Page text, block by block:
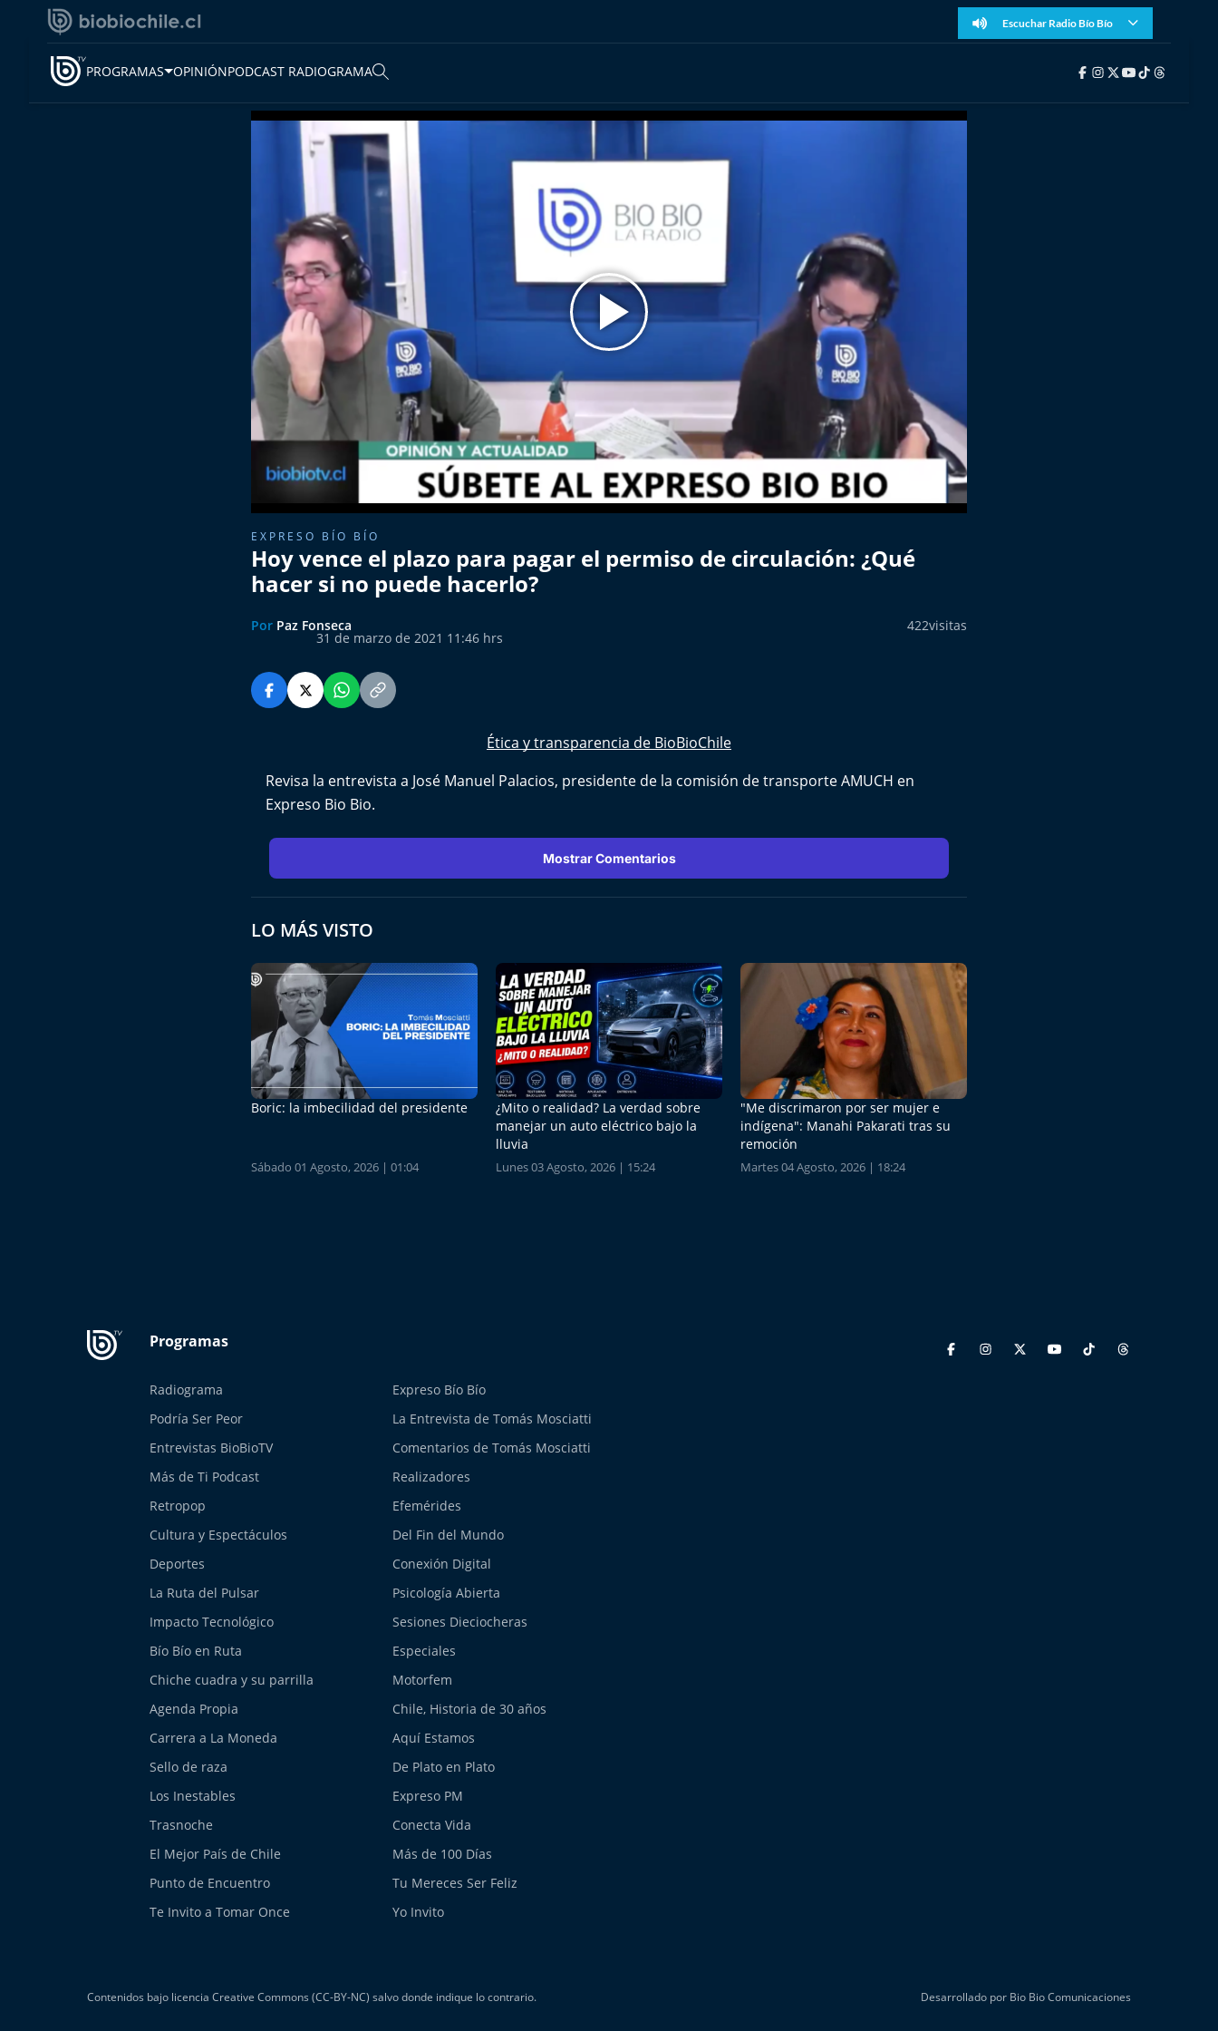
Escuchar Radio Bío Bío
PROGRAMAS OPINIÓNPODCAST RADIOGRAMA
EXPRESO BÍO BÍO
Hoy vence el plazo para pagar el permiso de circulación: ¿Qué
hacer si no puede hacerlo?
Por Paz Fonseca
31 de marzo de 2021 11:46 hrs
422visitas
Ética y transparencia de BioBioChile
Revisa la entrevista a José Manuel Palacios, presidente de la comisión de transporte AMUCH en
Expreso Bio Bio.
Mostrar Comentarios
LO MÁS VISTO
Boric: la imbecilidad del presidente
Sábado 01 Agosto, 2026 | 01:04
¿Mito o realidad? La verdad sobre
manejar un auto eléctrico bajo la
lluvia
Lunes 03 Agosto, 2026 | 15:24
"Me discrimaron por ser mujer e
indígena": Manahi Pakarati tras su
remoción
Martes 04 Agosto, 2026 | 18:24
Radiograma
Expreso Bío Bío
Podría Ser Peor
La Entrevista de Tomás Mosciatti
Entrevistas BioBioTV
Comentarios de Tomás Mosciatti
Más de Ti Podcast
Realizadores
Retropop
Efemérides
Cultura y Espectáculos
Del Fin del Mundo
Deportes
Conexión Digital
La Ruta del Pulsar
Psicología Abierta
Impacto Tecnológico
Sesiones Dieciocheras
Bío Bío en Ruta
Especiales
Chiche cuadra y su parrilla
Motorfem
Agenda Propia
Chile, Historia de 30 años
Carrera a La Moneda
Aquí Estamos
Sello de raza
De Plato en Plato
Los Inestables
Expreso PM
Trasnoche
Conecta Vida
El Mejor País de Chile
Más de 100 Días
Punto de Encuentro
Tu Mereces Ser Feliz
Te Invito a Tomar Once
Yo Invito
Contenidos bajo licencia Creative Commons (CC-BY-NC) salvo donde indique lo contrario. Desarrollado por Bio Bio Comunicaciones